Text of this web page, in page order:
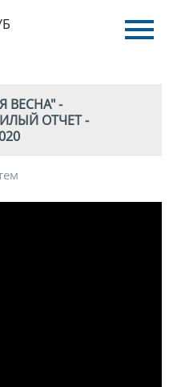
ВЕСНА" -
ОТЧЕТ -